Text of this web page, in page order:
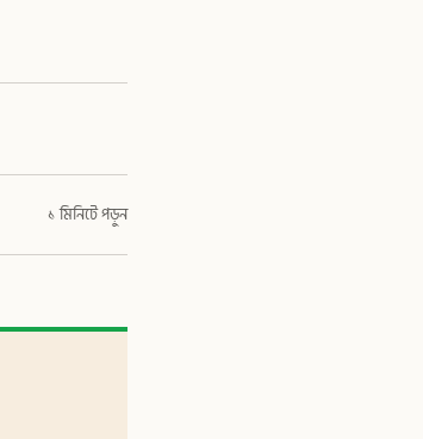
১ মিনিটে পড়ুন